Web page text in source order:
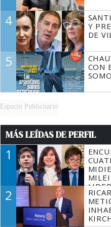
4
Y
DE
5
CON
Espacio Publicitario
MÁS LEÍDAS DE PERFIL
1
2